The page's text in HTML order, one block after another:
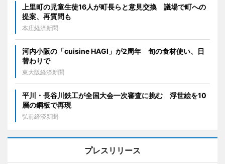
上里町の児童生徒16人が町長らと意見交換 議場で町への
提案、再質問も
本庄経済新聞
河内小阪の「cuisine HAGI」が2周年 旬の食材使い、日
替わりで
東大阪経済新聞
平川・長谷川鉄工が全国大会一次審査に挑む 浮世絵を10
層の鋼板で再現
弘前経済新聞
プレスリリース